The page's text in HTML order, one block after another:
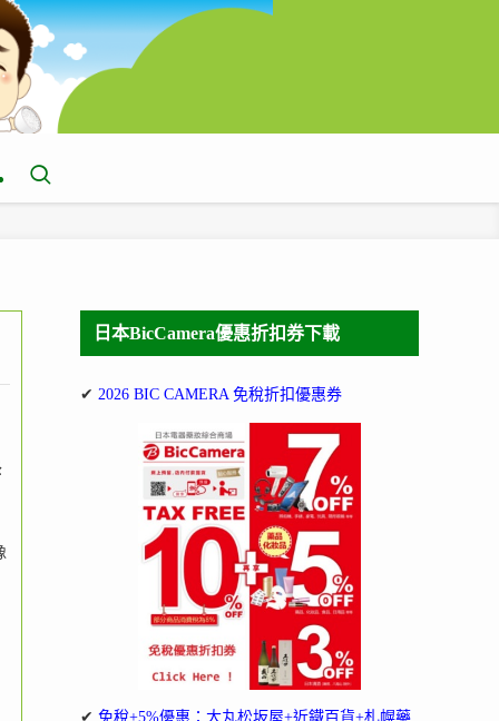
日本BicCamera優惠折扣券下載
✔ 2026 BIC CAMERA 免稅折扣優惠券
✔ 免稅+5%優惠：大丸松坂屋+近鐵百貨+札幌藥